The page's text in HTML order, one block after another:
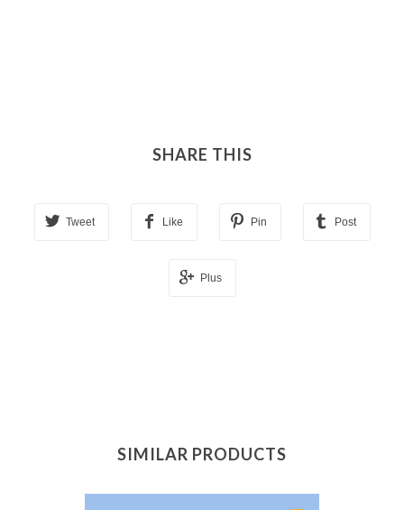
SHARE THIS
Tweet Like Pin Post
Plus
SIMILAR PRODUCTS